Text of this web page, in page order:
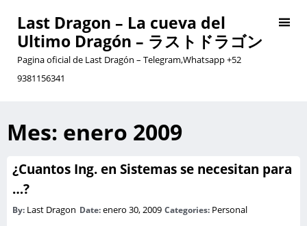
Last Dragon – La cueva del
Ultimo Dragón – ラストドラゴン
Pagina oficial de Last Dragón – Telegram,Whatsapp +52
9381156341
Mes: enero 2009
¿Cuantos Ing. en Sistemas se necesitan para
…?
By: Last Dragon Date:enero 30, 2009 Categories: Personal